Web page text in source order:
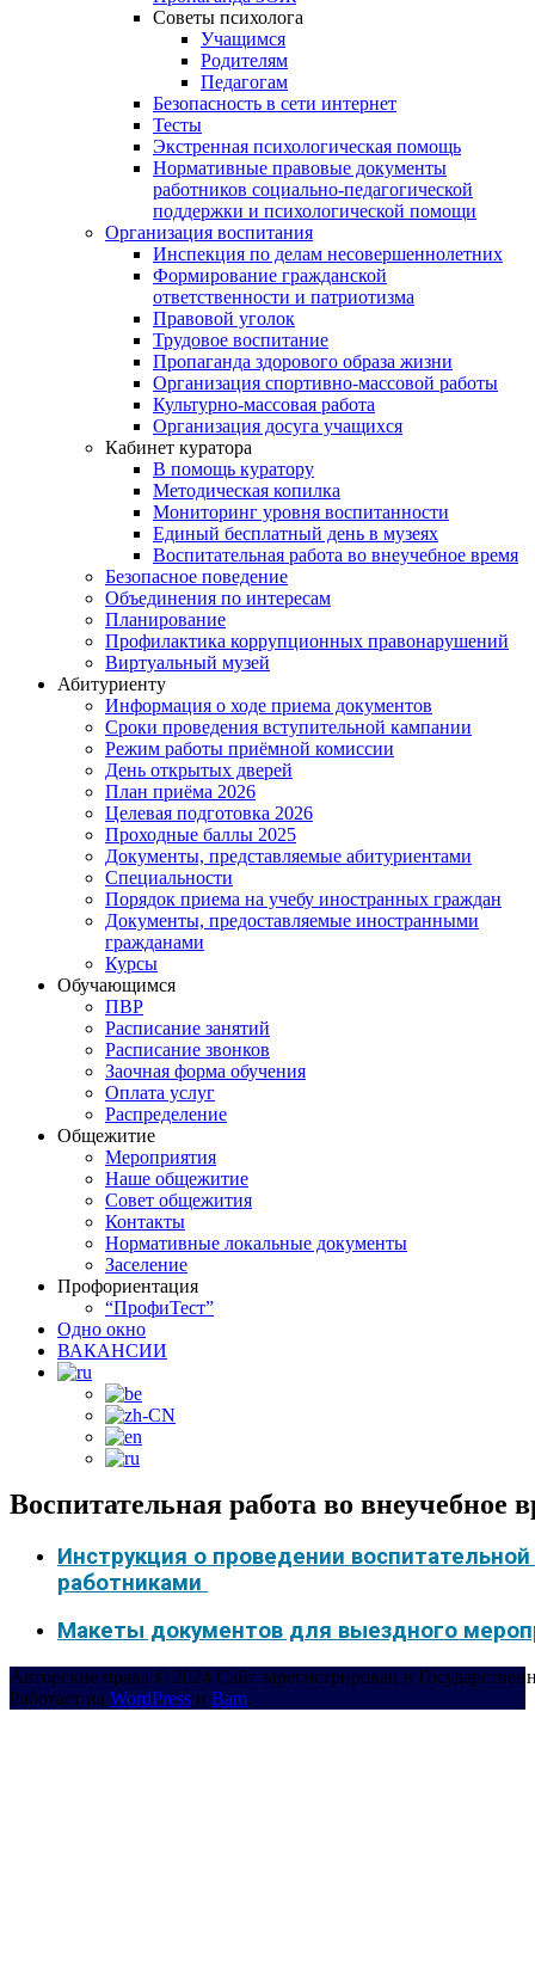
Советы психолога
Учащимся
Родителям
Педагогам
Безопасность в сети интернет
Тесты
Экстренная психологическая помощь
Нормативные правовые документы
работников социально-педагогической
поддержки и психологической помощи
Организация воспитания
Инспекция по делам несовершеннолетних
Формирование гражданской
ответственности и патриотизма
Правовой уголок
Трудовое воспитание
Пропаганда здорового образа жизни
Организация спортивно-массовой работы
Культурно-массовая работа
Организация досуга учащихся
Кабинет куратора
В помощь куратору
Методическая копилка
Мониторинг уровня воспитанности
Единый бесплатный день в музеях
Воспитательная работа во внеучебное время
Безопасное поведение
Объединения по интересам
Планирование
Профилактика коррупционных правонарушений
Виртуальный музей
Абитуриенту
Информация о ходе приема документов
Сроки проведения вступительной кампании
Режим работы приёмной комиссии
День открытых дверей
План приёма 2026
Целевая подготовка 2026
Проходные баллы 2025
Документы, представляемые абитуриентами
Специальности
Порядок приема на учебу иностранных граждан
Документы, предоставляемые иностранными
гражданами
Курсы
Обучающимся
ПВР
Расписание занятий
Расписание звонков
Заочная форма обучения
Оплата услуг
Распределение
Общежитие
Мероприятия
Наше общежитие
Совет общежития
Контакты
Нормативные локальные документы
Заселение
Профориентация
“ПрофиТест”
Одно окно
ВАКАНСИИ
Воспитательная работа во внеучебное
Инструкция о проведении
работниками
Макеты документов для выездного
Авторские права © 2024 Сайт зарегистрирован в
Работает на WordPress и Bam.